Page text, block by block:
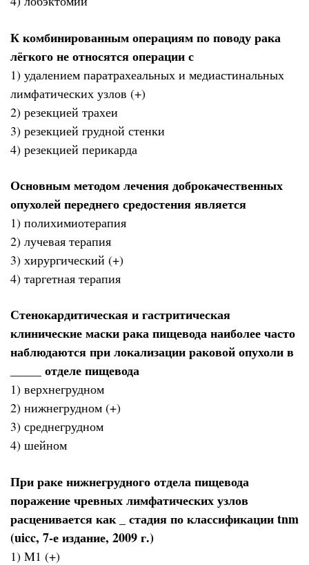
К комбинированным операциям по поводу рака
лёгкого не относятся операции с
1) удалением паратрахеальных и медиастинальных
лимфатических узлов (+)
2) резекцией трахеи
3) резекцией грудной стенки
4) резекцией перикарда
Основным методом лечения доброкачественных
опухолей переднего средостения является
1) полихимиотерапия
2) лучевая терапия
3) хирургический (+)
4) таргетная терапия
Стенокардитическая и гастритическая
клинические маски рака пищевода наиболее часто
наблюдаются при локализации раковой опухоли в
_____ отделе пищевода
1) верхнегрудном
2) нижнегрудном (+)
3) среднегрудном
4) шейном
При раке нижнегрудного отдела пищевода
поражение чревных лимфатических узлов
расценивается как _ стадия по классификации tnm
(uicc, 7-е издание, 2009 г.)
1) M1 (+)